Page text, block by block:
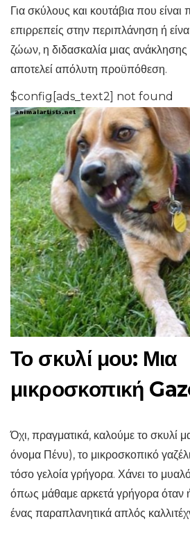
Για σκύλους και κουτάβια που είναι
επιρρεπείς στην περιπλάνηση ή
ζώων, η διδασκαλία μιας ανάκλησης
αποτελεί απόλυτη προϋπόθεση.
$config[ads_text2] not found
Το σκυλί μου: Μια
μικροσκοπική
Όχι, πραγματικά, καλούμε το σκυλί
όνομα Πένυ), το μικροσκοπικό
τόσο γελοία γρήγορα. Χάνει το
όπως μάθαμε αρκετά γρήγορα όταν
ένας παραπλανητικά απλός